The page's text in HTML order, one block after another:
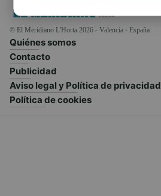
© El Meridiano L'Horta 2026 - Valencia - España
Quiénes somos
Contacto
Publicidad
Aviso legal y Política de privacidad
Política de cookies